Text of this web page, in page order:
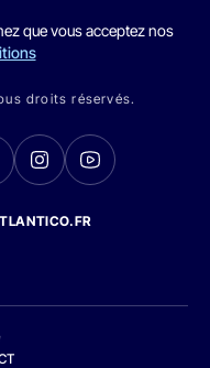
que vous acceptez nos
droits réservés.